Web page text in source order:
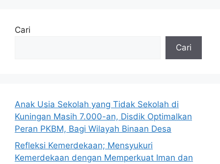
Cari
Cari
Anak Usia Sekolah yang Tidak Sekolah di
Kuningan Masih 7.000-an, Disdik Optimalkan
Peran PKBM, Bagi Wilayah Binaan Desa
Refleksi Kemerdekaan; Mensyukuri
Kemerdekaan dengan Memperkuat Iman dan